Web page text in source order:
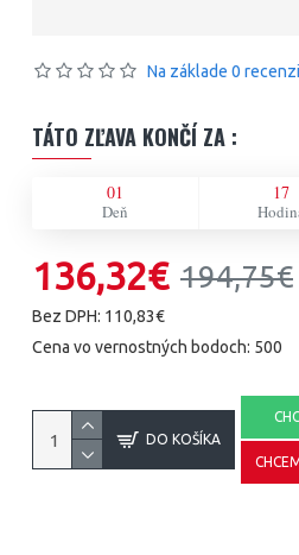
Na základe 0
TÁTO ZĽAVA KONČÍ ZA :
01
Deň
17
136,32€ 194,75€
Bez DPH: 110,83€
Cena vo vernostných bodoch: 500
DO KOŠÍKA